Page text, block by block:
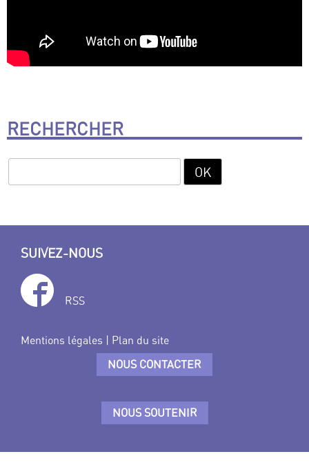
RECHERCHER
SUIVEZ-NOUS
RSS
Mentions légales | Plan du site
NOUS CONTACTER
NOUS SOUTENIR